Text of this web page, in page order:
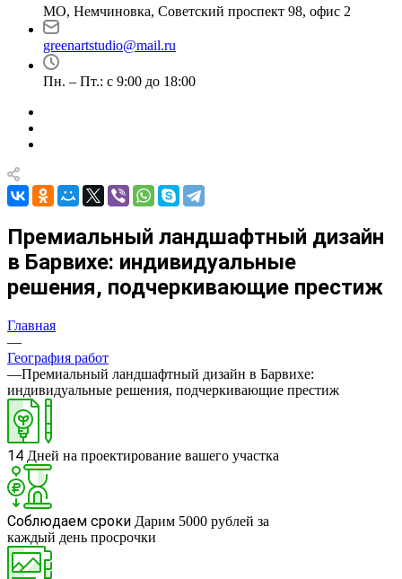
МО, Немчиновка, Советский проспект 98, офис 2
greenartstudio@mail.ru
Пн. – Пт.: с 9:00 до 18:00
Премиальный ландшафтный дизайн
в Барвихе: индивидуальные
решения, подчеркивающие престиж
Главная
—
География работ
—Премиальный ландшафтный дизайн в Барвихе:
индивидуальные решения, подчеркивающие престиж
14 Дней на проектирование вашего участка
Соблюдаем сроки Дарим 5000 рублей за
каждый день просрочки